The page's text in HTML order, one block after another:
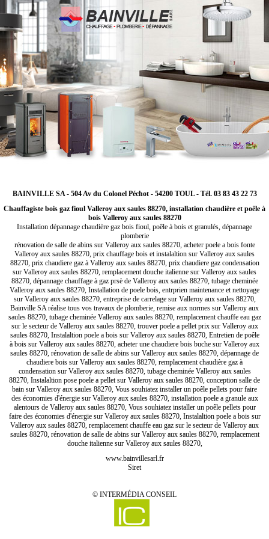
BAINVILLE SA - 504 Av du Colonel Péchot - 54200 TOUL - Tél. 03 83 43 22 73
Chauffagiste bois gaz fioul Valleroy aux saules 88270, installation chaudière et poêle à
bois Valleroy aux saules 88270
Installation dépannage chaudière gaz bois fioul, poêle à bois et granulés, dépannage
plomberie
rénovation de salle de abins sur Valleroy aux saules 88270, acheter poele a bois fonte
Valleroy aux saules 88270, prix chauffage bois et instalaltion sur Valleroy aux saules
88270, prix chaudiere gaz à Valleroy aux saules 88270, prix chaudiere gaz condensation
sur Valleroy aux saules 88270, remplacement douche italienne sur Valleroy aux saules
88270, dépannage chauffage à gaz prsè de Valleroy aux saules 88270, tubage cheminée
Valleroy aux saules 88270, Installation de poele bois, entrprien maintenance et nettoyage
sur Valleroy aux saules 88270, entreprise de carrelage sur Valleroy aux saules 88270,
Bainville SA réalise tous vos travaux de plomberie, remise aux normes sur Valleroy aux
saules 88270, tubage cheminée Valleroy aux saules 88270, remplacement chauffe eau gaz
sur le secteur de Valleroy aux saules 88270, trouver poele a pellet prix sur Valleroy aux
saules 88270, Instalaltion poele a bois sur Valleroy aux saules 88270, Entretien de poêle
à bois sur Valleroy aux saules 88270, acheter une chaudiere bois buche sur Valleroy aux
saules 88270, rénovation de salle de abins sur Valleroy aux saules 88270, dépannage de
chaudiere bois sur Valleroy aux saules 88270, remplacement chaudière gaz à
condensation sur Valleroy aux saules 88270, tubage cheminée Valleroy aux saules
88270, Instalaltion pose poele a pellet sur Valleroy aux saules 88270, conception salle de
bain sur Valleroy aux saules 88270, Vous souhiatez installer un poêle pellets pour faire
des économies d'énergie sur Valleroy aux saules 88270, installation poele a granule aux
alentours de Valleroy aux saules 88270, Vous souhiatez installer un poêle pellets pour
faire des économies d'énergie sur Valleroy aux saules 88270, Instalaltion poele a bois sur
Valleroy aux saules 88270, remplacement chauffe eau gaz sur le secteur de Valleroy aux
saules 88270, rénovation de salle de abins sur Valleroy aux saules 88270, remplacement
douche italienne sur Valleroy aux saules 88270,
www.bainvillesarl.fr
Siret
© INTERMÉDIA CONSEIL